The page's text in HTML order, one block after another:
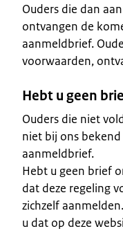
Ouders die dan
ontvangen de
aanmeldbrief.
voorwaarden,
Hebt u geen
Ouders die niet
niet bij ons
aanmeldbrief.
Hebt u geen brief
dat deze regeling
zichzelf
u dat op deze